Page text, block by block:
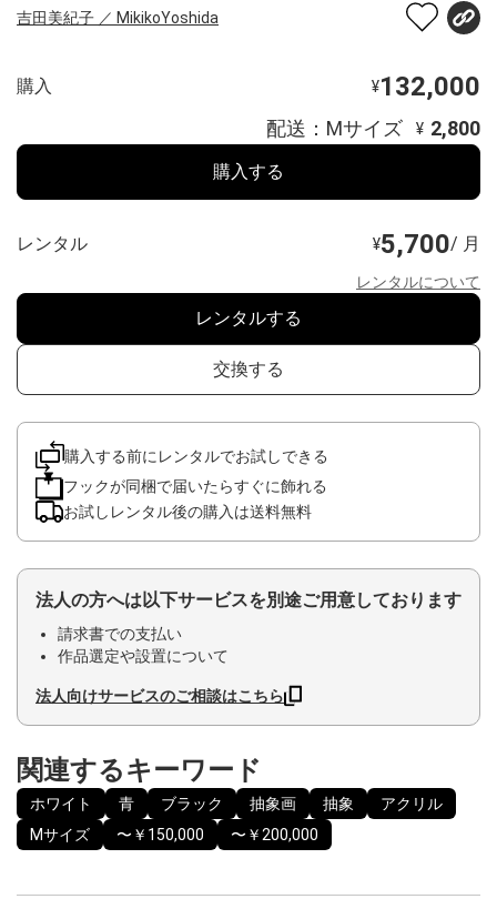
吉田美紀子 ／ MikikoYoshida
購入 ¥132,000
配送：Mサイズ ¥ 2,800
購入する
レンタル ¥5,700/ 月
レンタルについて
レンタルする
交換する
購入する前にレンタルでお試しできる
フックが同梱で届いたらすぐに飾れる
お試しレンタル後の購入は送料無料
法人の方へは以下サービスを別途ご用意しております
請求書での支払い
作品選定や設置について
法人向けサービスのご相談はこちら
関連するキーワード
ホワイト 青 ブラック 抽象画 抽象
アクリル
Mサイズ
〜￥150,000 〜￥200,000